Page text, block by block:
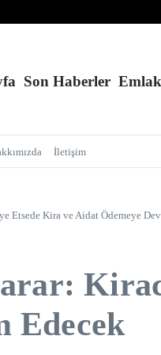
Son Haberler
İletişim
Etsede Kira ve Aidat Ödemeye
Edecek